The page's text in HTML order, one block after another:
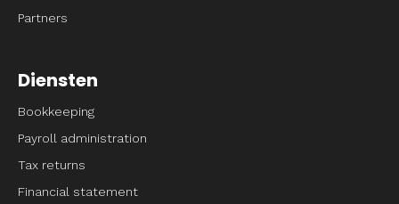
Partners
Diensten
Bookkeeping
Payroll administration
Tax returns
Financial statement